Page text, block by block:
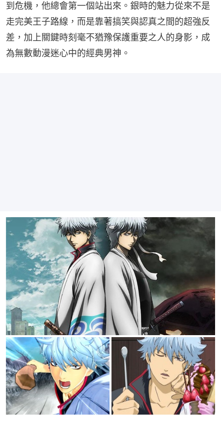
到危機，他總會第一個站出來。銀時的魅力從來不是
走完美王子路線，而是靠著搞笑與認真之間的超強反
差，加上關鍵時刻毫不猶豫保護重要之人的身影，成
為無數動漫迷心中的經典男神。